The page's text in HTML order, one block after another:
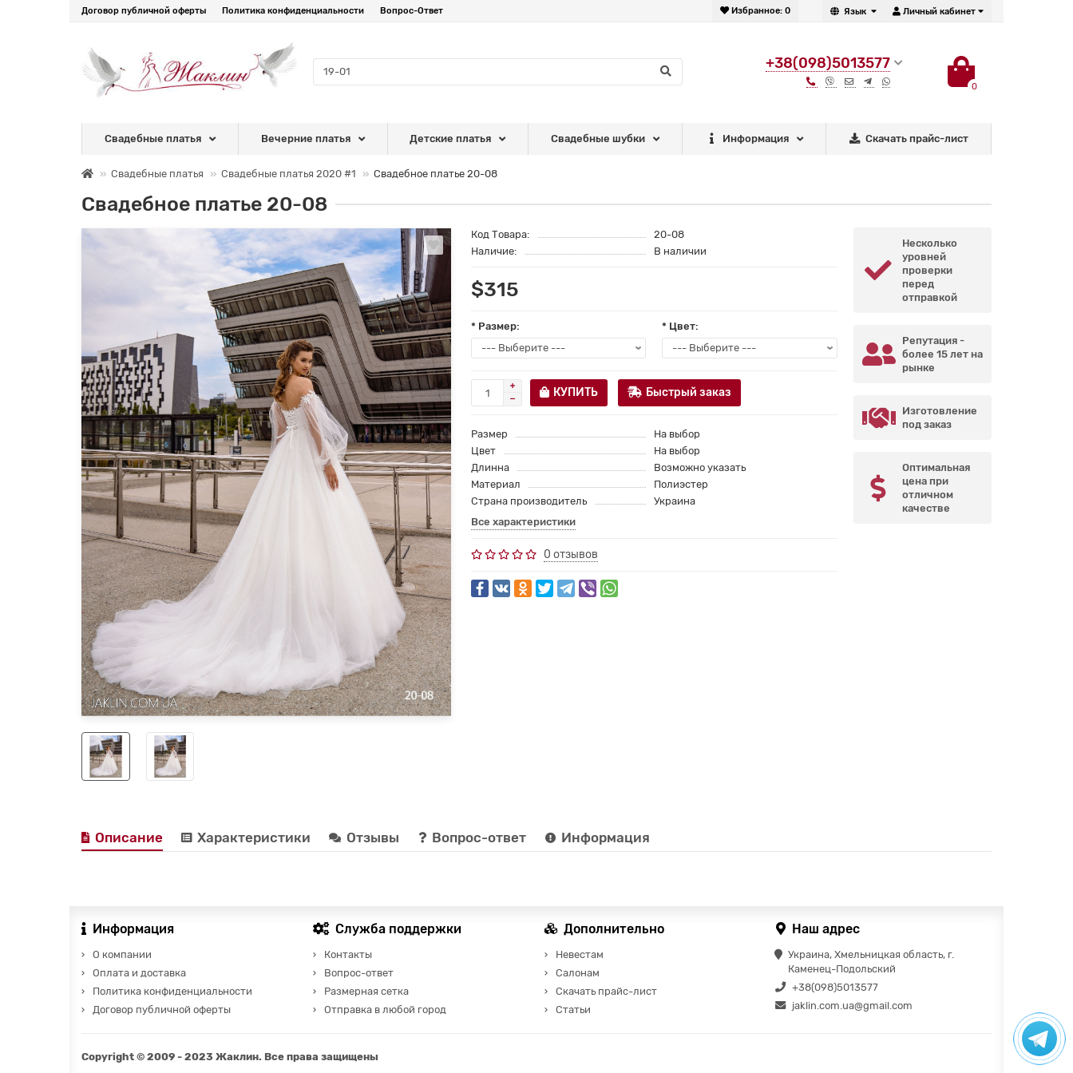
Личный кабинет
Язык
Избранное: 0
Договор публичной оферты Политика конфиденциальности Вопрос-Ответ
+38(098)5013577
0
Свадебные платья Вечерние платья Детские платья Свадебные шубки Информация Скачать прайс-лист
Свадебные платья Свадебные платья 2020 #1 Свадебное платье 20-08
Свадебное платье 20-08
Код Товара:
20-08
Наличие:
В наличии
$315
* Размер: * Цвет:
КУПИТЬ Быстрый заказ
Размер
На выбор
Цвет
На выбор
Длинна
Возможно указать
Материал
Полиэстер
Страна производитель
Украина
Все характеристики
0 отзывов
Несколько
уровней
проверки
перед
отправкой
Репутация -
более 15 лет на
рынке
Изготовление
под заказ
Оптимальная
цена при
отличном
качестве
Описание Характеристики Отзывы Вопрос-ответ Информация
Информация
О компании
Оплата и доставка
Политика конфиденциальности
Договор публичной оферты
Служба поддержки
Контакты
Вопрос-ответ
Размерная сетка
Отправка в любой город
Дополнительно
Невестам
Салонам
Скачать прайс-лист
Статьи
Наш адрес
Украина, Хмельницкая область, г.
Каменец-Подольский
+38(098)5013577
jaklin.com.ua@gmail.com
Copyright © 2009 - 2023 Жаклин. Все права защищены